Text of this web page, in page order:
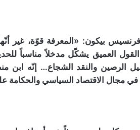
بيكون: «المعرفة قوّة، غير
العميق يشكّل مدخلاً مناسباً
الرصين والنقد الشجاع… إنّه
في مجال الاقتصاد السياسي